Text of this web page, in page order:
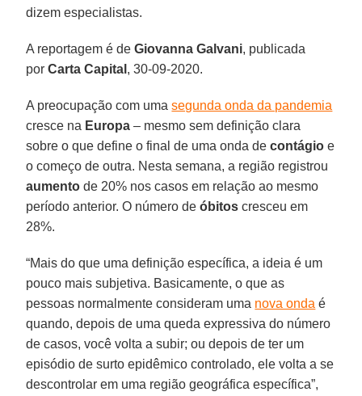
dizem especialistas.
A reportagem é deGiovanna Galvani, publicada
porCarta Capital , 30-09-2020.
A preocupação com umasegunda onda da pandemia
cresce na Europa – mesmo sem definição clara
sobre o que define o final de uma onda decontágio e
o começo de outra. Nesta semana, a região registrou
aumento de 20% nos casos em relação ao mesmo
período anterior. O número deóbitos cresceu em
28%.
“Mais do que uma definição específica, a ideia é um
pouco mais subjetiva. Basicamente, o que as
pessoas normalmente consideram uma nova onda é
quando, depois de uma queda expressiva do número
de casos, você volta a subir; ou depois de ter um
episódio de surto epidêmico controlado, ele volta a se
descontrolar em uma região geográfica específica”,